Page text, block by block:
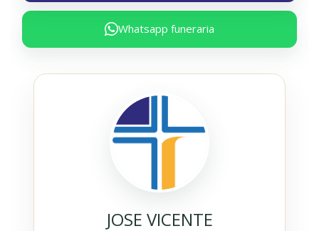
Whatsapp funeraria
JOSE VICENTE